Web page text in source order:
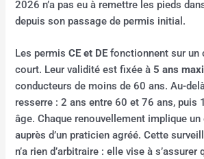
2026 n’a pas eu à remettre les pieds
depuis son passage de permis initial.
Les permisCE et DE fonctionnent sur un
court. Leur validité est fixée à5 ans
conducteurs de moins de 60 ans. Au-
resserre : 2 ans entre 60 et 76 ans, puis
âge. Chaque renouvellement implique un
auprès d’un praticien agréé. Cette
n’a rien d’arbitraire : elle vise à